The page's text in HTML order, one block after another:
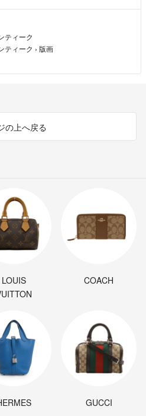
ティーク
ティーク › 版画
の上へ戻る
LOUIS
COACH
GUCCI